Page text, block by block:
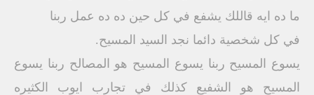
ما ده ايه قاللك يشفع في كل حين ده ده عمل ربنا
في كل شخصية دائما نجد السيد المسيح.
يسوع المسيح ربنا يسوع المسيح هو المصالح ربنا يسوع
المسيح هو الشفيع كذلك في تجارب ايوب الكثيره